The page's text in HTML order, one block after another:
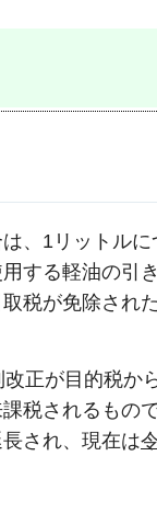
、1リットル
する軽油の引
税が免除され
正が目的税か
税されるもの
され、現在は